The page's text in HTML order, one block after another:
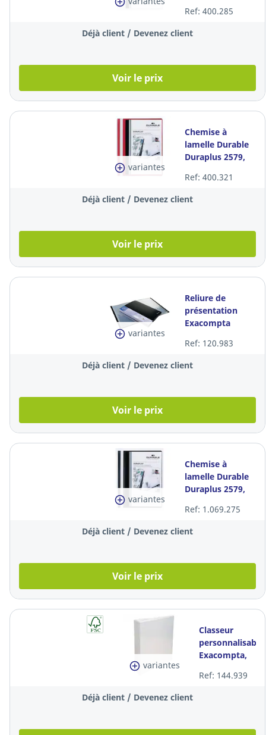
personnalisable,
blanche, la pièce
Ref: 400.285
Déjà client / Devenez client
Voir le prix
variantes
Chemise à
lamelle Durable
Duraplus 2579,
personnalisable,
rouge, la pièce
Ref: 400.321
Déjà client / Devenez client
Voir le prix
variantes
Reliure de
présentation
Exacompta
pochettes, noire,
la pièce
Ref: 120.983
Déjà client / Devenez client
Voir le prix
variantes
Chemise à
lamelle Durable
Duraplus 2579,
personnalisable,
noire, la pièce
Ref: 1.069.275
Déjà client / Devenez client
Voir le prix
variantes
Classeur
personnalisable
Exacompta,
anneaux D 25
Ref: 144.939
Déjà client / Devenez client